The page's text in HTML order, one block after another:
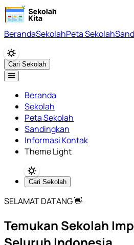
BerandaSekolahPeta Sekolah
Cari Sekolah
Beranda
Sekolah
Peta Sekolah
Sandingkan
Informasi Kontak
Theme Light
Cari Sekolah
SELAMAT DATANG 👋
Temukan Sekolah